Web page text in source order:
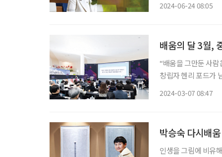
2024-06-24 08:05
배움의 달 3월,
“배움을 그만둔 사람
창립자 헨리 포드가
2024-03-07 08:47
박승숙 다시배
인생을 그림에 비유